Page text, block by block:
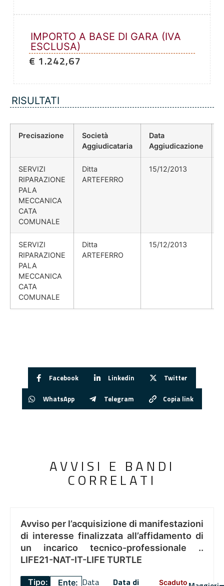
IMPORTO A BASE DI GARA (IVA
ESCLUSA)
€ 1.242,67
RISULTATI
Precisazione
Società
Aggiudicataria
Data
Aggiudicazione
SERVIZI
RIPARAZIONE
PALA
MECCANICA
CATA
COMUNALE
Ditta
ARTEFERRO
15/12/2013
SERVIZI
RIPARAZIONE
PALA
MECCANICA
CATA
COMUNALE
Ditta
ARTEFERRO
15/12/2013
Facebook Linkedin Twitter
WhatsApp Telegram Copia link
AVVISI E BANDI
CORRELATI
Avviso per l’acquisizione di manifestazioni
di interesse finalizzata all’affidamento di
un incarico tecnico-professionale ..
LIFE21-NAT-IT-LIFE TURTLE
Tipo: Ente: Data Data di Scaduto